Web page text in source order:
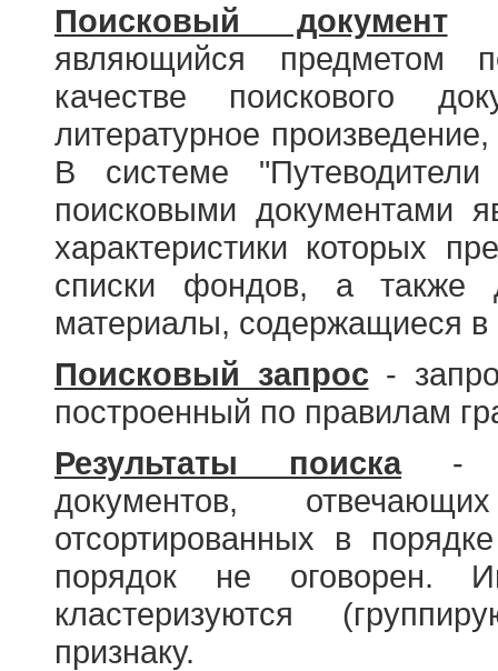
Поисковый документ-
являющийся предметом
качестве поискового
литературное
В системе
поисковыми документами
характеристики которых
списки фондов, а также
материалы, содержащиеся в
Поисковый запрос-
построенный по правилам
Результаты поиска-
документов,
отсортированных в
порядок не оговорен.
кластеризуются
признаку.